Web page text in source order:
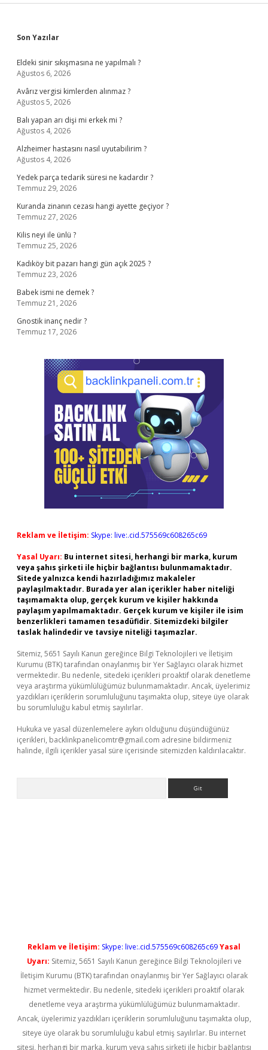
Sidebar
Son Yazılar
Eldeki sinir sıkışmasına ne yapılmalı ?
Ağustos 6, 2026
Avârız vergisi kimlerden alınmaz ?
Ağustos 5, 2026
Balı yapan arı dişi mi erkek mi ?
Ağustos 4, 2026
Alzheimer hastasını nasıl uyutabilirim ?
Ağustos 4, 2026
Yedek parça tedarik süresi ne kadardır ?
Temmuz 29, 2026
Kuranda zinanın cezası hangi ayette geçiyor ?
Temmuz 27, 2026
Kilis neyi ile ünlü ?
Temmuz 25, 2026
Kadıköy bit pazarı hangi gün açık 2025 ?
Temmuz 23, 2026
Babek ismi ne demek ?
Temmuz 21, 2026
Gnostik inanç nedir ?
Temmuz 17, 2026
Reklam ve İletişim: Skype: live:.cid.575569c608265c69
Yasal Uyarı: Bu internet sitesi, herhangi bir marka, kurum
veya şahıs şirketi ile hiçbir bağlantısı bulunmamaktadır.
Sitede yalnızca kendi hazırladığımız makaleler
paylaşılmaktadır. Burada yer alan içerikler haber niteliği
taşımamakta olup, gerçek kurum ve kişiler hakkında
paylaşım yapılmamaktadır. Gerçek kurum ve kişiler ile isim
benzerlikleri tamamen tesadüfidir. Sitemizdeki bilgiler
taslak halindedir ve tavsiye niteliği taşımazlar.
Sitemiz, 5651 Sayılı Kanun gereğince Bilgi Teknolojileri ve İletişim
Kurumu (BTK) tarafından onaylanmış bir Yer Sağlayıcı olarak hizmet
vermektedir. Bu nedenle, sitedeki içerikleri proaktif olarak denetleme
veya araştırma yükümlülüğümüz bulunmamaktadır. Ancak, üyelerimiz
yazdıkları içeriklerin sorumluluğunu taşımakta olup, siteye üye olarak
bu sorumluluğu kabul etmiş sayılırlar.
Hukuka ve yasal düzenlemelere aykırı olduğunu düşündüğünüz
içerikleri, backlinkpanelicomtr@gmail.com adresine bildirmeniz
halinde, ilgili içerikler yasal süre içerisinde sitemizden kaldırılacaktır.
Reklam ve İletişim: Skype: live:.cid.575569c608265c69Yasal
Uyarı: Sitemiz, 5651 Sayılı Kanun gereğince Bilgi Teknolojileri ve
İletişim Kurumu (BTK) tarafından onaylanmış bir Yer Sağlayıcı olarak
hizmet vermektedir. Bu nedenle, sitedeki içerikleri proaktif olarak
denetleme veya araştırma yükümlülüğümüz bulunmamaktadır.
Ancak, üyelerimiz yazdıkları içeriklerin sorumluluğunu taşımakta olup,
siteye üye olarak bu sorumluluğu kabul etmiş sayılırlar. Bu internet
sitesi, herhangi bir marka, kurum veya şahıs şirketi ile hiçbir bağlantısı